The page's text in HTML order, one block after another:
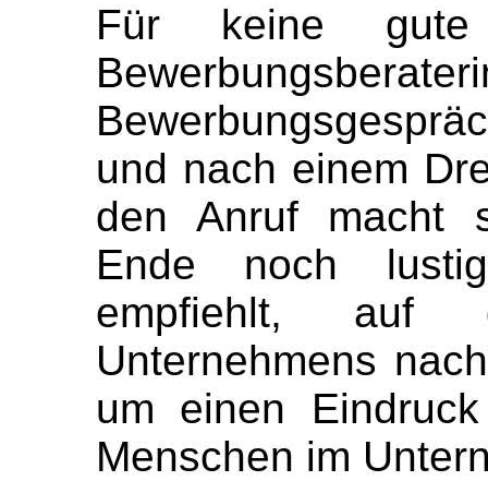
Für keine
und nach einem
den Anruf macht
Ende noch
empfiehlt, auf
Unternehmens
um einen
Menschen im